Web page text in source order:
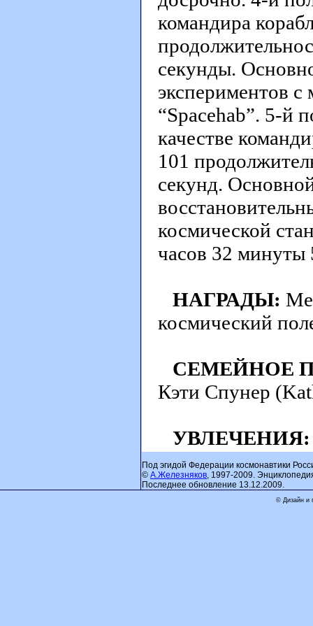
командира
секунды.
экспериментов
“Spacehab”. 5-й
качестве
101
секунд.
космической
часов 32 минуты
НАГРАДЫ:
космический
СЕМЕЙНОЕ
Кэти Спунер
УВЛЕЧЕНИЯ:
Под эгидой Федерации космонавтики
© А.Железняков, 1997-2009.
Последнее обновление 13.12.2009.
© Дизайн и